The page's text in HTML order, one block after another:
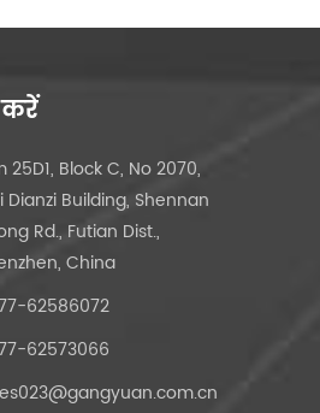
25D1, Block C, No 2070,
Dianzi Building, Shennan
Rd., Futian Dist.,
China
62586072
62573066